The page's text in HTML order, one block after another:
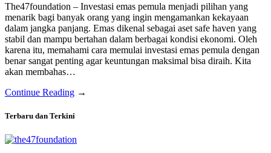
The47foundation – Investasi emas pemula menjadi pilihan yang
menarik bagi banyak orang yang ingin mengamankan kekayaan
dalam jangka panjang. Emas dikenal sebagai aset safe haven yang
stabil dan mampu bertahan dalam berbagai kondisi ekonomi. Oleh
karena itu, memahami cara memulai investasi emas pemula dengan
benar sangat penting agar keuntungan maksimal bisa diraih. Kita
akan membahas…
Continue Reading →
Terbaru dan Terkini